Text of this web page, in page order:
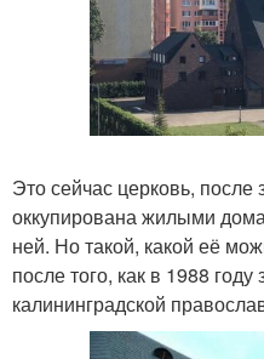
Это сейчас церковь,
оккупирована жилыми
ней. Но такой, какой её
после того, как в 1988
калининградской